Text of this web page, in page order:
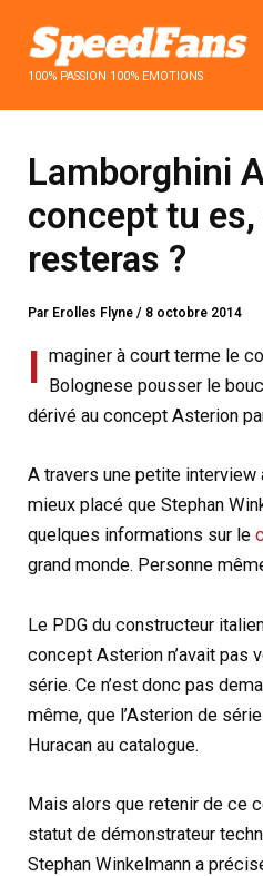
contenu100% PASSION 100% EMOTIONS
Lamborghini
concept tu
resteras ?
Par Erolles Flyne/ 8 octobre 2014
I maginer à court terme le
Bolognese pousser le
dérivé au concept Asterion
A travers une petite interview
mieux placé que Stephan
quelques informations sur le
grand monde. Personne
Le PDG du constructeur
concept Asterion n’avait pas
série. Ce n’est donc pas
même, que l’Asterion de
Huracan au catalogue.
Mais alors que retenir de ce
statut de démonstrateur
Stephan Winkelmann a